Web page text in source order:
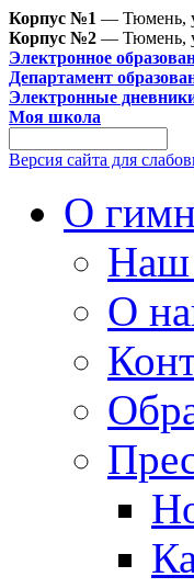
Корпус №1 — Тюмень,
Корпус №2 — Тюмень,
Электронное
Департамент
Электронные
Моя школа
Версия сайта для
О
Наш
О